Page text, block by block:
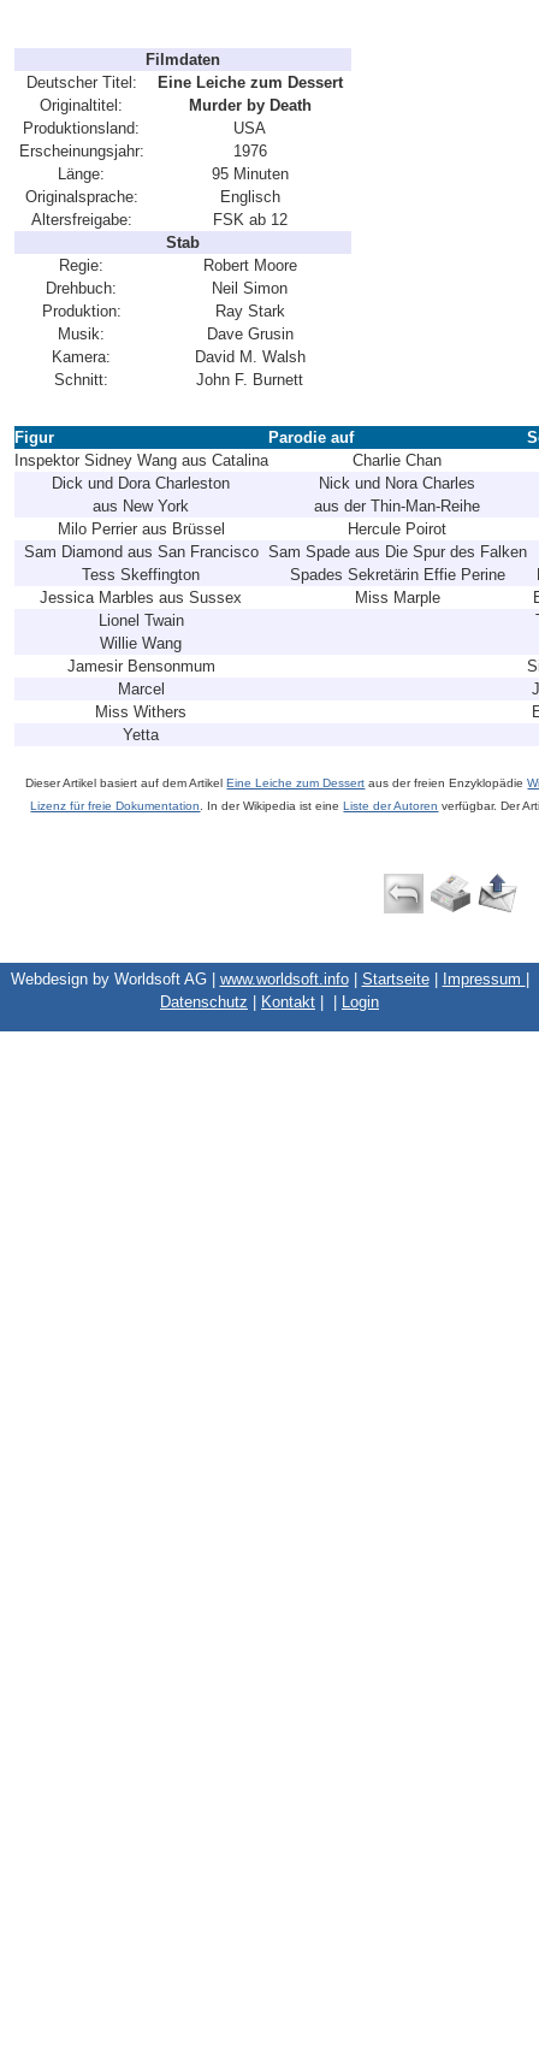
Filmdaten
Deutscher Titel:
Eine Leiche zum Dessert
Originaltitel:
Murder by Death
Produktionsland:
USA
Erscheinungsjahr:
1976
Länge:
95 Minuten
Originalsprache:
Englisch
Altersfreigabe:
FSK ab 12
Stab
Regie:
Robert Moore
Drehbuch:
Neil Simon
Produktion:
Ray Stark
Musik:
Dave Grusin
Kamera:
David M. Walsh
Schnitt:
John F. Burnett
Figur Parodie auf
Inspektor Sidney Wang aus Catalina
Charlie Chan
Dick und Dora Charleston
aus New York
Nick und Nora Charles
aus der Thin-Man-Reihe
Milo Perrier aus Brüssel
Hercule Poirot
Sam Diamond aus San Francisco
Tess Skeffington
Sam Spade aus Die Spur des Falken
Spades Sekretärin Effie Perine
Jessica Marbles aus Sussex
Miss Marple
Lionel Twain
Willie Wang
Jamesir Bensonmum
Marcel
Miss Withers
Yetta
Dieser Artikel basiert auf dem ArtikelEine Leiche zum Dessert aus der freien Enzyklopädie
Lizenz für freie Dokumentation. In der Wikipedia ist eineListe der Autoren verfügbar. Der
Webdesign by Worldsoft AG | www.worldsoft.info| Startseite| Impressum
Datenschutz
Kontakt Login